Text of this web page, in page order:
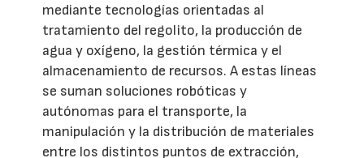
mediante tecnologías orientadas al
tratamiento del regolito, la producción de
agua y oxígeno, la gestión térmica y el
almacenamiento de recursos. A estas líneas
se suman soluciones robóticas y
autónomas para el transporte, la
manipulación y la distribución de materiales
entre los distintos puntos de extracción,